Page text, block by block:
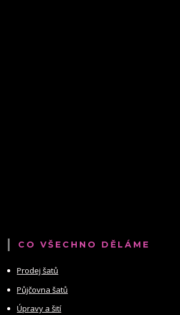
CO VŠECHNO DĚLÁME
Prodej šatů
Půjčovna šatů
Úpravy a šití